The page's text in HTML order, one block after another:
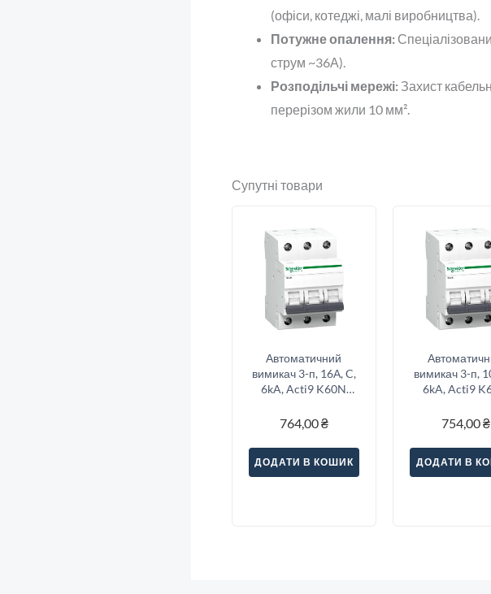
(офіси, котеджі, малі виробництва).
Потужне опалення:
струм ~36А).
Розподільчі мережі: Захист
перерізом жили 10 мм².
Супутні товари
Автоматичний
вимикач 3-п, 16А, C,
6kA, Acti9 K60N
A9K02316
764,00₴
ДОДАТИ В КОШИК
вимикач 3-п,
6kA, Acti9
A9K02310
754,00₴
ДОДАТИ В